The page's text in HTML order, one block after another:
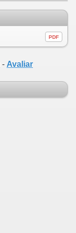
PDF
- Avaliar